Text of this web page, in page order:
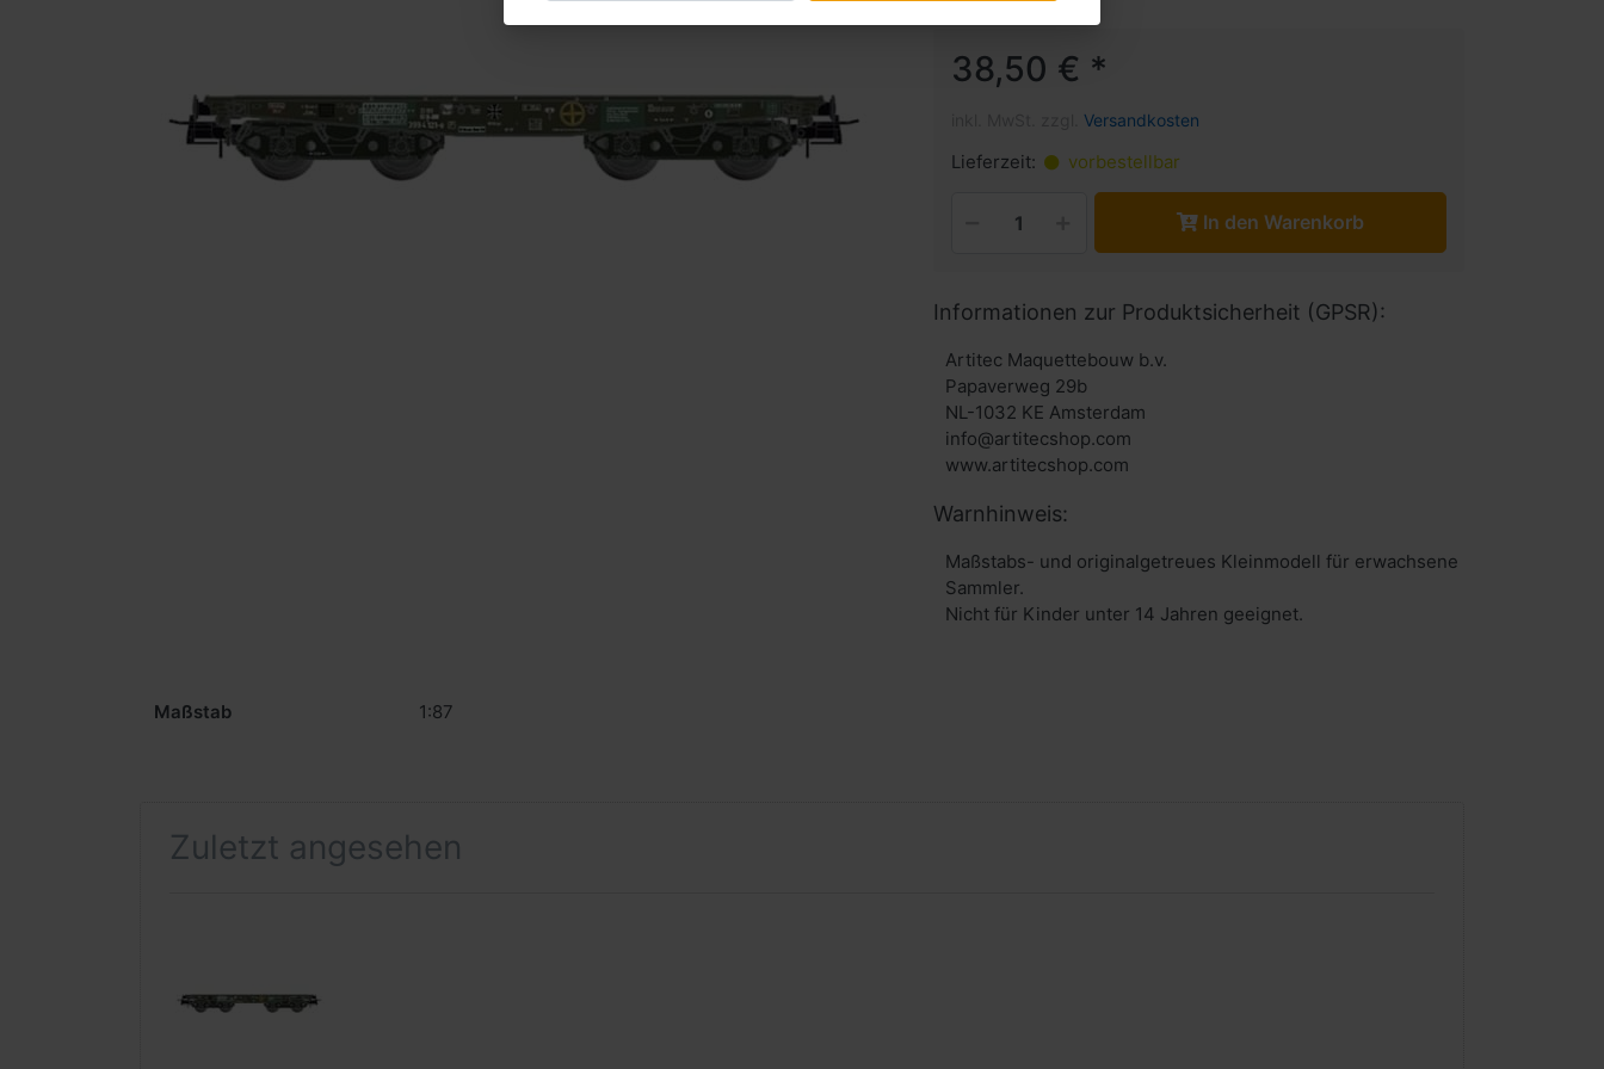
38,50 € *
Versandkosten
Lieferzeit: vorbestellbar
In den Warenkorb
Informationen zur Produktsicherheit (GPSR):
Artitec Maquettebouw b.v.
Papaverweg 29b
NL-1032 KE Amsterdam
info@artitecshop.com
Warnhinweis:
Maßstabs- und originalgetreues Kleinmodell für erwachsene
Sammler.
Nicht für Kinder unter 14 Jahren geeignet.
Maßstab 1:87
Zuletzt angesehen